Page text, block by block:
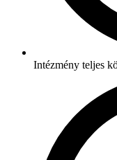
Intézmény teljes